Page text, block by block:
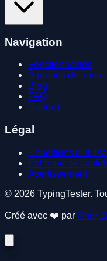
Navigation
Fonctionnalités
À propos de nous
Blog
FAQ
Contact
Légal
Conditions
Politique de
Avertissement
© 2026 TypingTester.
Créé avec ❤️ par Onur